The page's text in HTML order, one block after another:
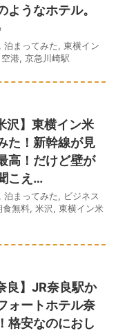
ようなホテル。
, 泊まってみた, 東横イン
港, 京急川崎駅
沢】東横イン米
た！新幹線が見
高！だけど壁が
こえ…
, 泊まってみた, ビジネス
食無料, 米沢, 東横イン米
良】JR奈良駅か
ォートホテル奈
格安なのにおし